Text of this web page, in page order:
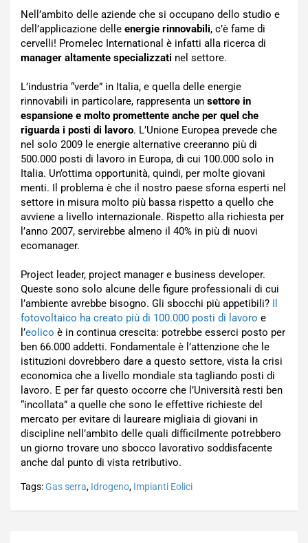
Nell’ambito delle aziende che si occupano dello studio e
dell’applicazione delle energie rinnovabili, c’è fame di
cervelli! Promelec International è infatti alla ricerca di
manager altamente specializzati nel settore.
L’industria “verde” in Italia, e quella delle energie
rinnovabili in particolare, rappresenta un settore in
espansione e molto promettente anche per quel che
riguarda i posti di lavoro. L’Unione Europea prevede che
nel solo 2009 le energie alternative creeranno più di
500.000 posti di lavoro in Europa, di cui 100.000 solo in
Italia. Un’ottima opportunità, quindi, per molte giovani
menti. Il problema è che il nostro paese sforna esperti nel
settore in misura molto più bassa rispetto a quello che
avviene a livello internazionale. Rispetto alla richiesta per
l’anno 2007, servirebbe almeno il 40% in più di nuovi
ecomanager.
Project leader, project manager e business developer.
Queste sono solo alcune delle figure professionali di cui
l’ambiente avrebbe bisogno. Gli sbocchi più appetibili? Il
fotovoltaico ha creato più di 100.000 posti di lavoro e
l’eolico è in continua crescita: potrebbe esserci posto per
ben 66.000 addetti. Fondamentale è l’attenzione che le
istituzioni dovrebbero dare a questo settore, vista la crisi
economica che a livello mondiale sta tagliando posti di
lavoro. E per far questo occorre che l’Università resti ben
“incollata” a quelle che sono le effettive richieste del
mercato per evitare di laureare migliaia di giovani in
discipline nell’ambito delle quali difficilmente potrebbero
un giorno trovare uno sbocco lavorativo soddisfacente
anche dal punto di vista retributivo.
Tags:Gas serra, Idrogeno, Impianti Eolici